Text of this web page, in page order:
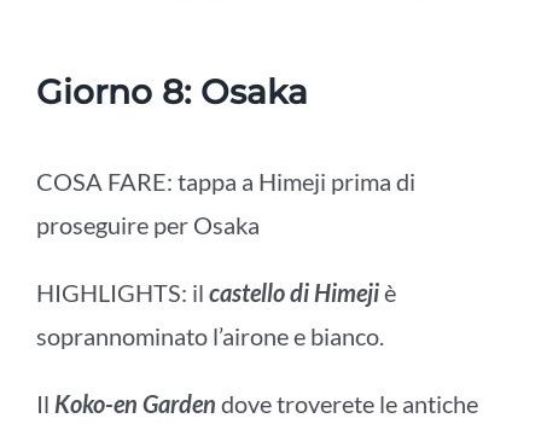
Giorno 8: Osaka
COSA FARE: tappa a Himeji prima di
proseguire per Osaka
HIGHLIGHTS: il castello di Himejiè
soprannominato l’airone e bianco.
Il Koko-en Garden dove troverete le antiche